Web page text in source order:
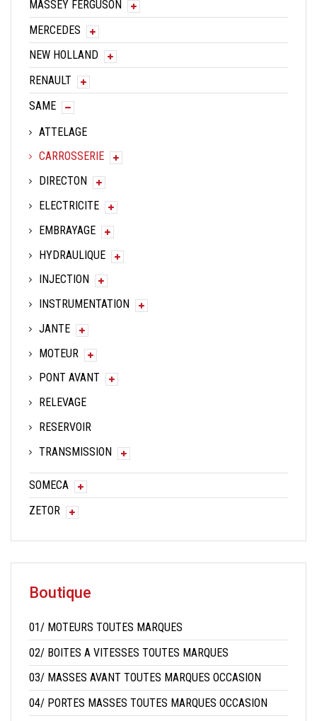
MASSEY FERGUSON
MERCEDES
NEW HOLLAND
RENAULT
SAME
ATTELAGE
CARROSSERIE
DIRECTON
ELECTRICITE
EMBRAYAGE
HYDRAULIQUE
INJECTION
INSTRUMENTATION
JANTE
MOTEUR
PONT AVANT
RELEVAGE
RESERVOIR
TRANSMISSION
SOMECA
ZETOR
Boutique
01/ MOTEURS TOUTES MARQUES
02/ BOITES A VITESSES TOUTES MARQUES
03/ MASSES AVANT TOUTES MARQUES OCCASION
04/ PORTES MASSES TOUTES MARQUES OCCASION